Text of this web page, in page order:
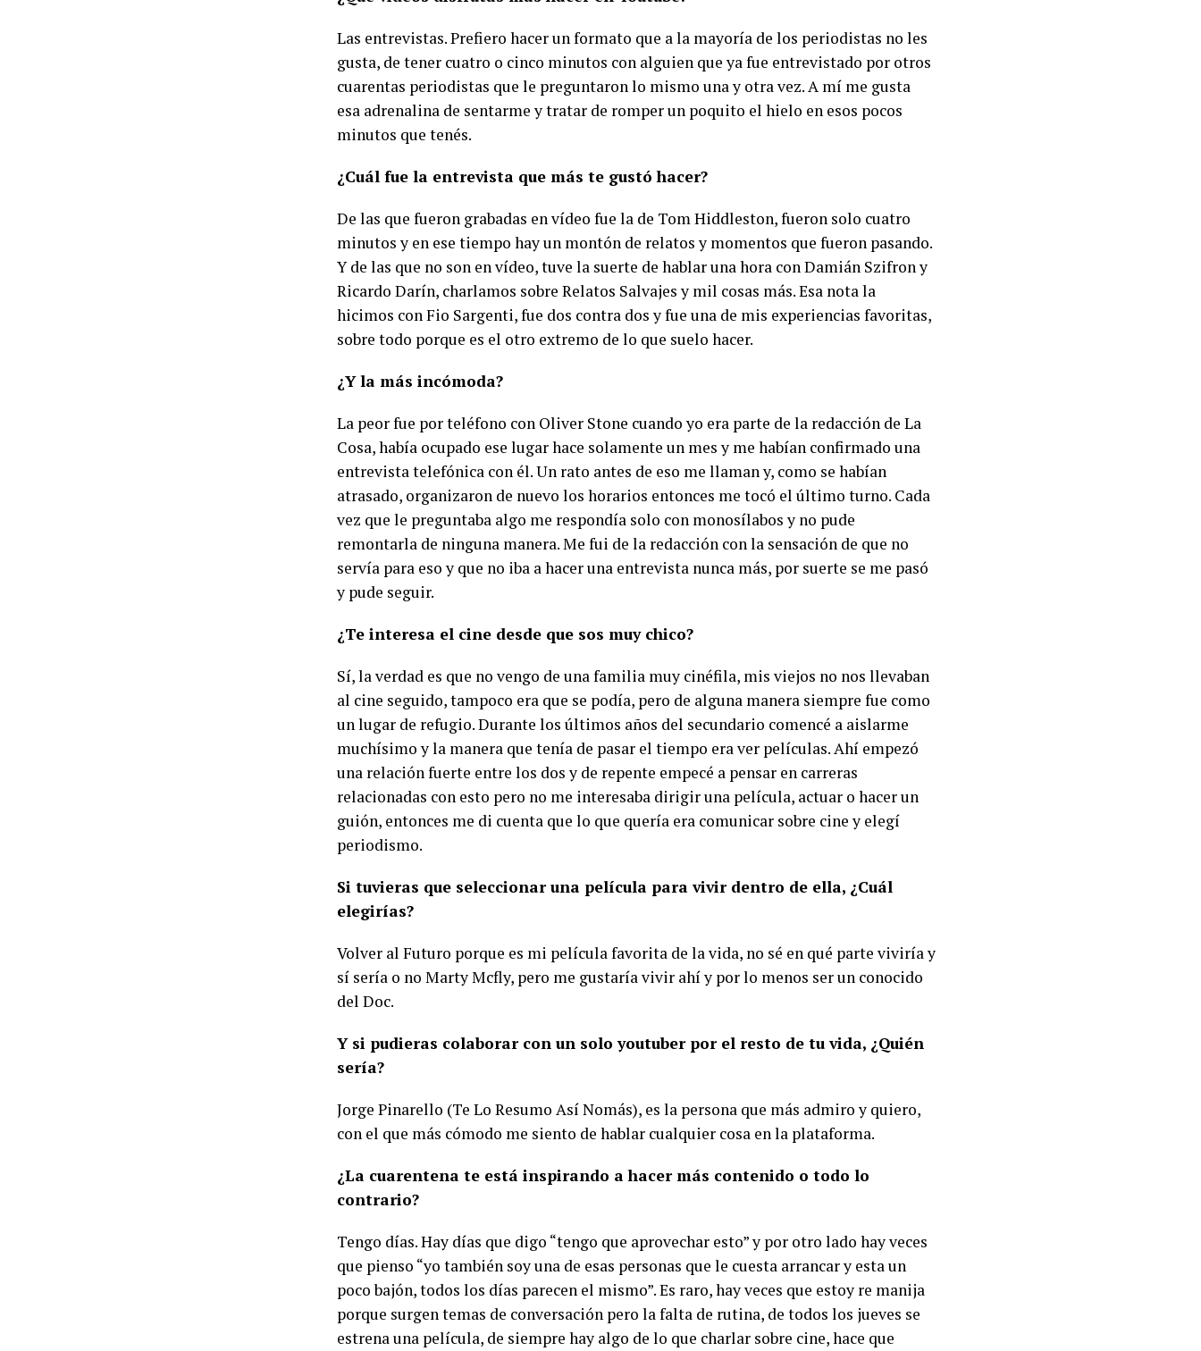
Las entrevistas. Prefiero hacer un formato que a la mayoría de los periodistas no les
gusta, de tener cuatro o cinco minutos con alguien que ya fue entrevistado por otros
cuarentas periodistas que le preguntaron lo mismo una y otra vez. A mí me gusta
esa adrenalina de sentarme y tratar de romper un poquito el hielo en esos pocos
minutos que tenés.
¿Cuál fue la entrevista que más te gustó hacer?
De las que fueron grabadas en vídeo fue la de Tom Hiddleston, fueron solo cuatro
minutos y en ese tiempo hay un montón de relatos y momentos que fueron pasando.
Y de las que no son en vídeo, tuve la suerte de hablar una hora con Damián Szifron y
Ricardo Darín, charlamos sobre Relatos Salvajes y mil cosas más. Esa nota la
hicimos con Fio Sargenti, fue dos contra dos y fue una de mis experiencias favoritas,
sobre todo porque es el otro extremo de lo que suelo hacer.
¿Y la más incómoda?
La peor fue por teléfono con Oliver Stone cuando yo era parte de la redacción de La
Cosa, había ocupado ese lugar hace solamente un mes y me habían confirmado una
entrevista telefónica con él. Un rato antes de eso me llaman y, como se habían
atrasado, organizaron de nuevo los horarios entonces me tocó el último turno. Cada
vez que le preguntaba algo me respondía solo con monosílabos y no pude
remontarla de ninguna manera. Me fui de la redacción con la sensación de que no
servía para eso y que no iba a hacer una entrevista nunca más, por suerte se me pasó
y pude seguir.
¿Te interesa el cine desde que sos muy chico?
Sí, la verdad es que no vengo de una familia muy cinéfila, mis viejos no nos llevaban
al cine seguido, tampoco era que se podía, pero de alguna manera siempre fue como
un lugar de refugio. Durante los últimos años del secundario comencé a aislarme
muchísimo y la manera que tenía de pasar el tiempo era ver películas. Ahí empezó
una relación fuerte entre los dos y de repente empecé a pensar en carreras
relacionadas con esto pero no me interesaba dirigir una película, actuar o hacer un
guión, entonces me di cuenta que lo que quería era comunicar sobre cine y elegí
periodismo.
Si tuvieras que seleccionar una película para vivir dentro de ella, ¿Cuál
elegirías?
Volver al Futuro porque es mi película favorita de la vida, no sé en qué parte viviría y
sí sería o no Marty Mcfly, pero me gustaría vivir ahí y por lo menos ser un conocido
del Doc.
Y si pudieras colaborar con un solo youtuber por el resto de tu vida, ¿Quién
sería?
Jorge Pinarello (Te Lo Resumo Así Nomás), es la persona que más admiro y quiero,
con el que más cómodo me siento de hablar cualquier cosa en la plataforma.
¿La cuarentena te está inspirando a hacer más contenido o todo lo
contrario?
Tengo días. Hay días que digo “tengo que aprovechar esto” y por otro lado hay veces
que pienso “yo también soy una de esas personas que le cuesta arrancar y esta un
poco bajón, todos los días parecen el mismo”. Es raro, hay veces que estoy re manija
porque surgen temas de conversación pero la falta de rutina, de todos los jueves se
estrena una película, de siempre hay algo de lo que charlar sobre cine, hace que